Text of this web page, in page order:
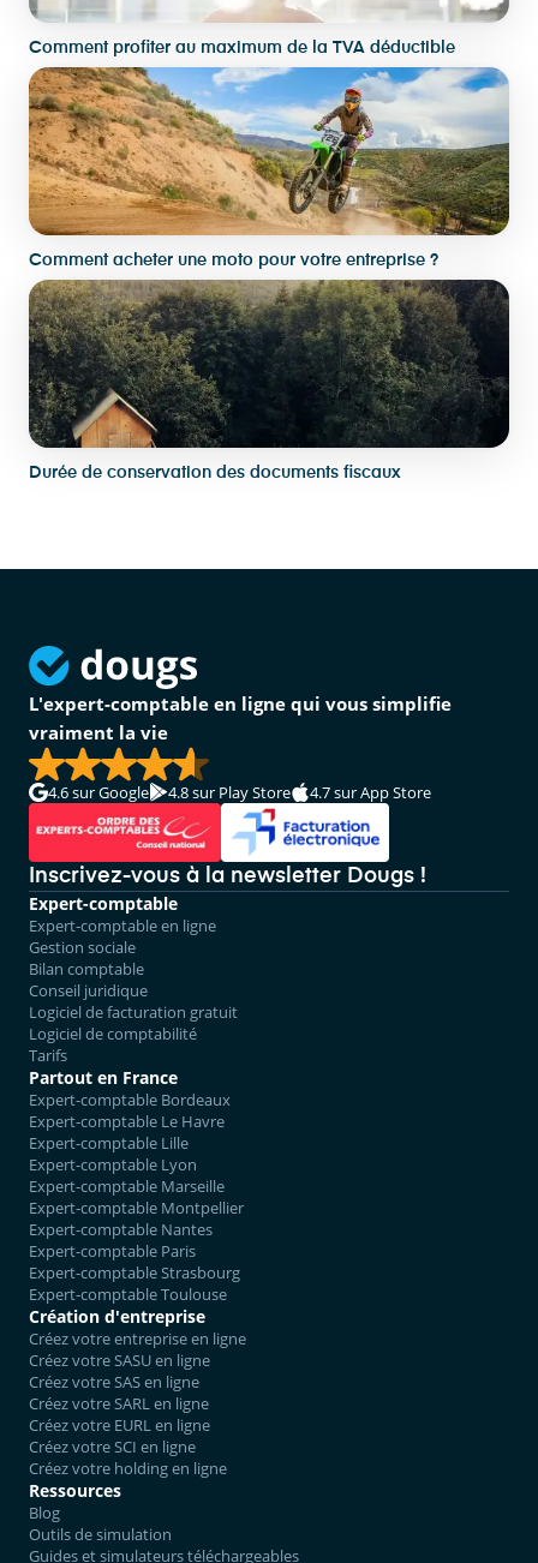
Comment profiter au maximum de la TVA déductible
Comment acheter une moto pour votre entreprise ?
Durée de conservation des documents fiscaux
L'expert-comptable en ligne qui vous simplifie
vraiment la vie
4.6sur Google 4.8sur Play Store 4.7sur App Store
Inscrivez-vous à la newsletter Dougs !
Expert-comptable
Expert-comptable en ligne
Gestion sociale
Bilan comptable
Conseil juridique
Logiciel de facturation gratuit
Logiciel de comptabilité
Tarifs
Partout en France
Expert-comptable Bordeaux
Expert-comptable Le Havre
Expert-comptable Lille
Expert-comptable Lyon
Expert-comptable Marseille
Expert-comptable Montpellier
Expert-comptable Nantes
Expert-comptable Paris
Expert-comptable Strasbourg
Expert-comptable Toulouse
Création d'entreprise
Créez votre entreprise en ligne
Créez votre SASU en ligne
Créez votre SAS en ligne
Créez votre SARL en ligne
Créez votre EURL en ligne
Créez votre SCI en ligne
Créez votre holding en ligne
Ressources
Blog
Outils de simulation
Guides et simulateurs téléchargeables